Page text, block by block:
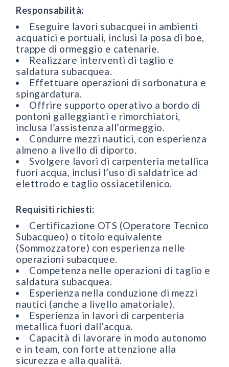
Responsabilità:
Eseguire lavori subacquei in ambienti
acquatici e portuali, inclusi la posa di boe,
trappe di ormeggio e catenarie.
Realizzare interventi di taglio e
saldatura subacquea.
Effettuare operazioni di sorbonatura e
spingardatura.
Offrire supporto operativo a bordo di
pontoni galleggianti e rimorchiatori,
inclusa l’assistenza all’ormeggio.
Condurre mezzi nautici, con esperienza
almeno a livello di diporto.
Svolgere lavori di carpenteria metallica
fuori acqua, inclusi l’uso di saldatrice ad
elettrodo e taglio ossiacetilenico.
Requisiti richiesti:
Certificazione OTS (Operatore Tecnico
Subacqueo) o titolo equivalente
(Sommozzatore) con esperienza nelle
operazioni subacquee.
Competenza nelle operazioni di taglio e
saldatura subacquea.
Esperienza nella conduzione di mezzi
nautici (anche a livello amatoriale).
Esperienza in lavori di carpenteria
metallica fuori dall’acqua.
Capacità di lavorare in modo autonomo
e in team, con forte attenzione alla
sicurezza e alla qualità.